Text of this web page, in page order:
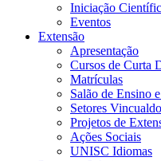
Iniciação
Eventos
Extensão
Apresentação
Cursos de Curta
Matrículas
Salão de Ensino
Setores
Projetos de
Ações Sociais
UNISC Idiomas